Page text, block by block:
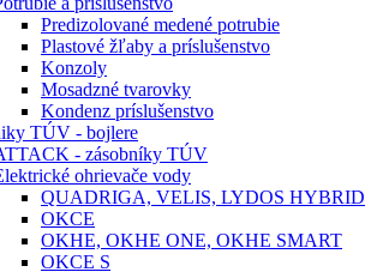
Predizolované medené potrubie
Plastové žľaby a príslušenstvo
Konzoly
Mosadzné tvarovky
Kondenz príslušenstvo
TÚV - bojlere
- zásobníky TÚV
ohrievače vody
QUADRIGA, VELIS, LYDOS HYBRID
OKCE
OKHE, OKHE ONE, OKHE SMART
OKCE S